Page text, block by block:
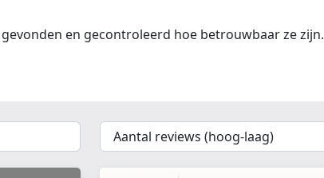
en gecontroleerd hoe betrouwbaar ze zijn.
{{
__('Sort')
}}